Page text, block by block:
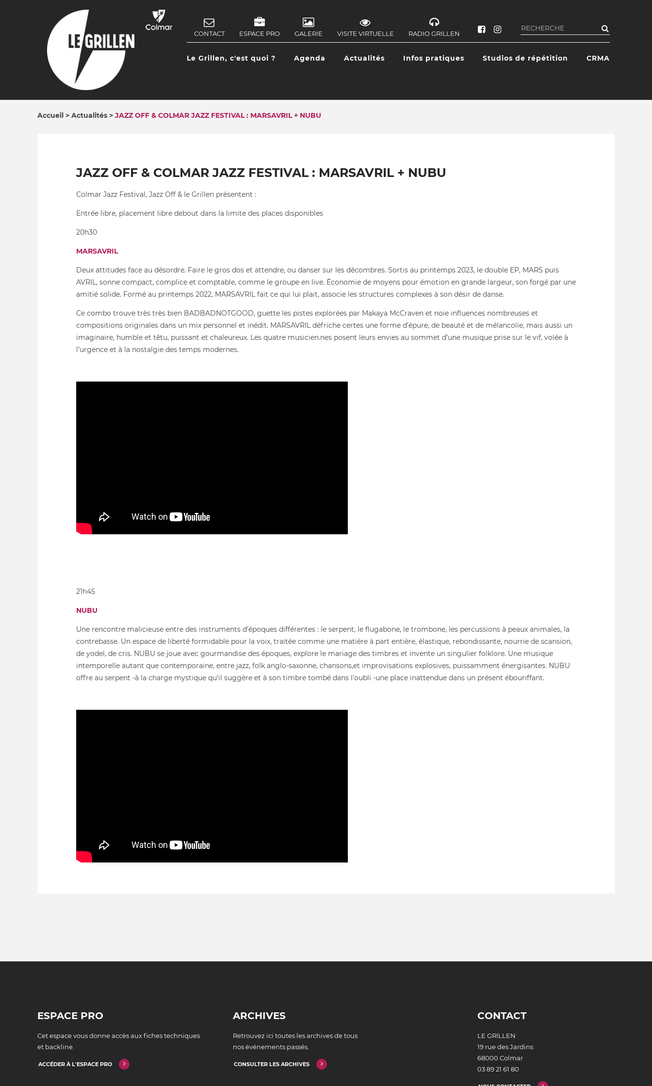
NAVIGATION
SECONDAIRE
CONTACT ESPACE PRO GALERIE VISITE VIRTUELLE RADIO GRILLEN
Rechercher
Le Grillen, c'est quoi ? Agenda Actualités Infos pratiques Studios de répétition CRMA
Accueil Actualités JAZZ OFF & COLMAR JAZZ FESTIVAL : MARSAVRIL + NUBU
JAZZ OFF & COLMAR JAZZ FESTIVAL : MARSAVRIL + NUBU
Colmar Jazz Festival, Jazz Off & le Grillen présentent :
Entrée libre, placement libre debout dans la limite des places disponibles
20h30
MARSAVRIL
Deux attitudes face au désordre. Faire le gros dos et attendre, ou danser sur les décombres. Sortis au printemps 2023, le double EP, MARS puis
AVRIL, sonne compact, complice et comptable, comme le groupe en live. Économie de moyens pour émotion en grande largeur, son forgé par une
amitié solide. Formé au printemps 2022, MARSAVRIL fait ce qui lui plait, associe les structures complexes à son désir de danse.
Ce combo trouve très très bien BADBADNOTGOOD, guette les pistes explorées par Makaya McCraven et noie influences nombreuses et
compositions originales dans un mix personnel et inédit. MARSAVRIL défriche certes une forme d’épure, de beauté et de mélancolie, mais aussi un
imaginaire, humble et têtu, puissant et chaleureux. Les quatre musicien.nes posent leurs envies au sommet d’une musique prise sur le vif, volée à
l’urgence et à la nostalgie des temps modernes.
21h45
NUBU
Une rencontre malicieuse entre des instruments d’époques différentes : le serpent, le flugabone, le trombone, les percussions à peaux animales, la
contrebasse. Un espace de liberté formidable pour la voix, traitée comme une matière à part entière, élastique, rebondissante, nourrie de scansion,
de yodel, de cris. NUBU se joue avec gourmandise des époques, explore le mariage des timbres et invente un singulier folklore. Une musique
intemporelle autant que contemporaine, entre jazz, folk anglo-saxonne, chansons,et improvisations explosives, puissamment énergisantes. NUBU
offre au serpent -à la charge mystique qu’il suggère et à son timbre tombé dans l’oubli -une place inattendue dans un présent ébouriffant.
ESPACE PRO
Cet espace vous donne accès aux fiches techniques
et backline.
ACCÉDER À L'ESPACE PRO
ARCHIVES
Retrouvez ici toutes les archives de tous
nos événements passés.
CONSULTER LES ARCHIVES
CONTACT
LE GRILLEN
19 rue des Jardins
68000 Colmar
03 89 21 61 80